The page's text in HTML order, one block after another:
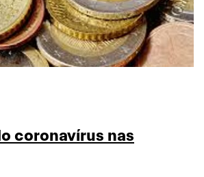
coronavírus nas